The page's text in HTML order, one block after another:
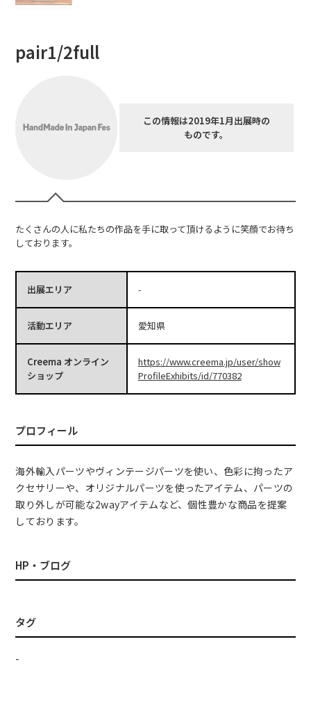
pair1/2full
この情報は2019年1月出展時の
ものです。
たくさんの人に私たちの作品を手に取って頂けるように笑顔でお待ち
しております。
出展エリア -
活動エリア 愛知県
Creema オンライン
ショップ
https://www.creema.jp/user/show
ProfileExhibits/id/770382
プロフィール
海外輸入パーツやヴィンテージパーツを使い、色彩に拘ったア
クセサリーや、オリジナルパーツを使ったアイテム、パーツの
取り外しが可能な2wayアイテムなど、個性豊かな商品を提案
しております。
HP・ブログ
タグ
-